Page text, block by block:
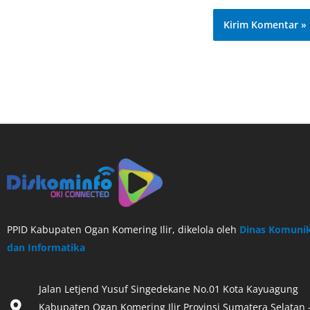
PPID Kabupaten Ogan Komering Ilir, dikelola oleh Dinas
dan Informatika
Jalan Letjend Yusuf Singedekane No.01 Kota Kayuagung
Kabupaten Ogan Komering Ilir Provinsi Sumatera Selatan -